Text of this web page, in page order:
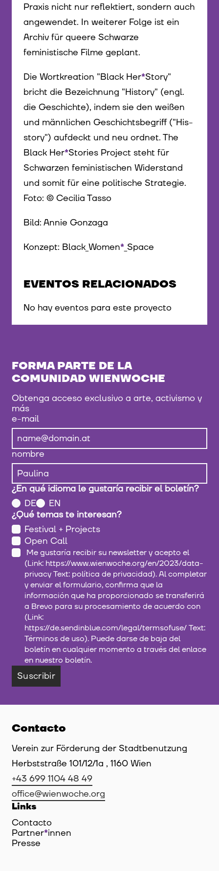
Praxis nicht nur reflektiert, sondern auch
angewendet. In weiterer Folge ist ein
Archiv für queere Schwarze
feministische Filme geplant.
Die Wortkreation "Black Her*Story"
bricht die Bezeichnung "History" (engl.
die Geschichte), indem sie den weißen
und männlichen Geschichtsbegriff ("His-
story") aufdeckt und neu ordnet. The
Black Her*Stories Project steht für
Schwarzen feministischen Widerstand
und somit für eine politische Strategie.
Foto: © Cecilia Tasso
Bild: Annie Gonzaga
Konzept: Black_Women* _Space
EVENTOS RELACIONADOS
No hay eventos para este proyecto
FORMA PARTE DE LA
COMUNIDAD WIENWOCHE
Obtenga acceso exclusivo a arte, activismo y
más
e-mail
nombre
¿En qué idioma le gustaría recibir el boletín?
DE
EN
¿Qué temas te interesan?
Festival + Projects
Open Call
(Link: https://www.wienwoche.org/en/2023/data-
privacy Text: política de privacidad). Al completar
y enviar el formulario, confirma que la
información que ha proporcionado se transferirá
a Brevo para su procesamiento de acuerdo con
(Link:
https://de.sendinblue.com/legal/termsofuse/ Text:
Términos de uso). Puede darse de baja del
boletín en cualquier momento a través del enlace
en nuestro boletín.
Suscribir
Contacto
Verein zur Förderung der Stadtbenutzung
Herbststraße 101/12/1a , 1160 Wien
+43 699 1104 48 49
office@wienwoche.org
Links
Contacto
Partner*innen
Presse